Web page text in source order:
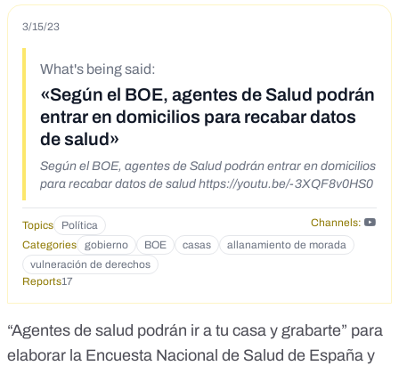
3/15/23
What's being said:
«Según el BOE, agentes de Salud podrán
entrar en domicilios para recabar datos
de salud»
Según el BOE, agentes de Salud podrán entrar en domicilios
para recabar datos de salud https://youtu.be/-3XQF8v0HS0
Topics Política
Channels:
Categories
gobierno BOE casas
allanamiento de morada
vulneración de derechos
Reports17
“Agentes de salud podrán ir a tu casa y grabarte” para
elaborar la Encuesta Nacional de Salud de España y